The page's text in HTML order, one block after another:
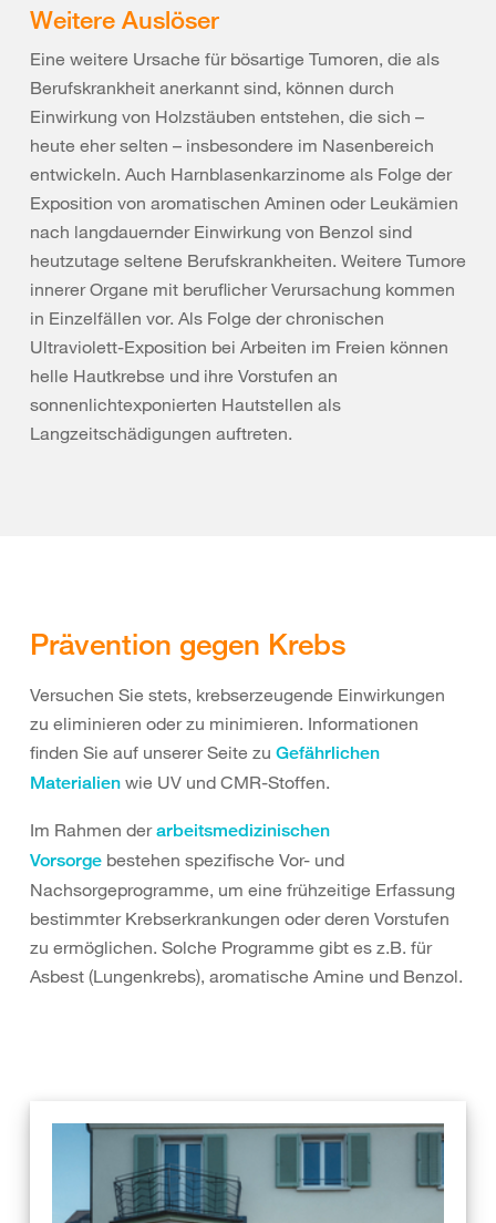
Weitere Auslöser
Eine weitere Ursache für bösartige Tumoren, die als
Berufskrankheit anerkannt sind, können durch
Einwirkung von Holzstäuben entstehen, die sich –
heute eher selten – insbesondere im Nasenbereich
entwickeln. Auch Harnblasenkarzinome als Folge der
Exposition von aromatischen Aminen oder Leukämien
nach langdauernder Einwirkung von Benzol sind
heutzutage seltene Berufskrankheiten. Weitere Tumore
innerer Organe mit beruflicher Verursachung kommen
in Einzelfällen vor. Als Folge der chronischen
Ultraviolett-Exposition bei Arbeiten im Freien können
helle Hautkrebse und ihre Vorstufen an
sonnenlichtexponierten Hautstellen als
Langzeitschädigungen auftreten.
Prävention gegen Krebs
Versuchen Sie stets, krebserzeugende Einwirkungen
zu eliminieren oder zu minimieren. Informationen
finden Sie auf unserer Seite zu Gefährlichen
Materialien wie UV und CMR-Stoffen.
Im Rahmen derarbeitsmedizinischen
Vorsorge bestehen spezifische Vor- und
Nachsorgeprogramme, um eine frühzeitige Erfassung
bestimmter Krebserkrankungen oder deren Vorstufen
zu ermöglichen. Solche Programme gibt es z.B. für
Asbest (Lungenkrebs), aromatische Amine und Benzol.